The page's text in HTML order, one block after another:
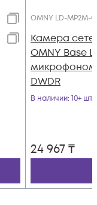
OMNY LD-MP2M-
Камера
OMNY Base
DWDR
В наличии: 10+ шт
24 967₸